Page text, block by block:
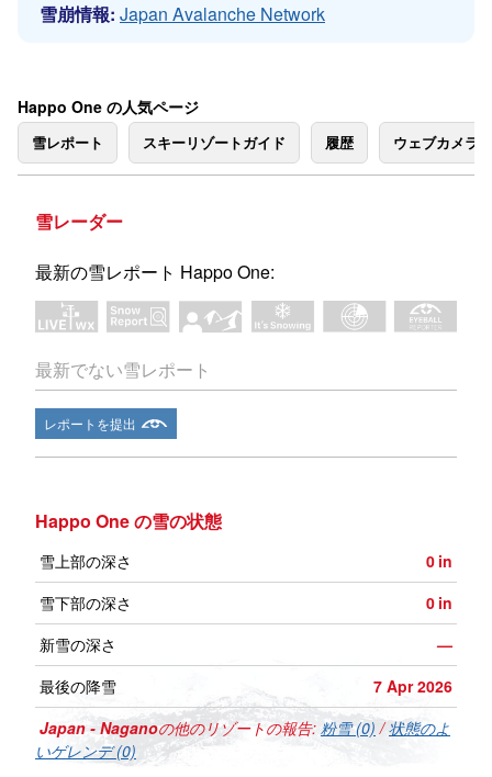
雪崩情報: Japan Avalanche Network
Happo One の人気ページ
雪レポート スキーリゾートガイド 履歴 ウェブカメラ
雪レーダー
最新の雪レポート Happo One:
最新でない雪レポート
レポートを提出
Happo One の雪の状態
雪上部の深さ 0 in
雪下部の深さ
0 in
新雪の深さ
—
最後の降雪
7 Apr 2026
Japan - Naganoの他のリゾートの報告: 粉雪 (0) /状態のよ
いゲレンデ (0)